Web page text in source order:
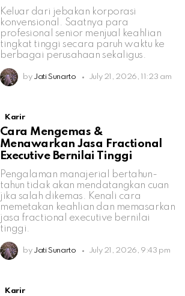
Keluar dari jebakan korporasi
konvensional. Saatnya para
profesional senior menjual keahlian
tingkat tinggi secara paruh waktu ke
berbagai perusahaan sekaligus.
by Jati Sunarto July 21, 2026, 11:23 am
Karir
Cara Mengemas &
Menawarkan Jasa Fractional
Executive Bernilai Tinggi
Pengalaman manajerial bertahun-
tahun tidak akan mendatangkan cuan
jika salah dikemas. Kenali cara
memetakan keahlian dan memasarkan
jasa fractional executive bernilai
tinggi.
by Jati Sunarto July 21, 2026, 9:43 pm
Karir